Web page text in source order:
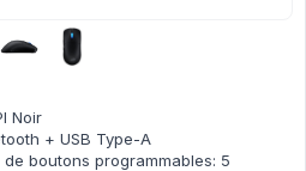
Noir
+ USB Type-A
boutons programmables: 5